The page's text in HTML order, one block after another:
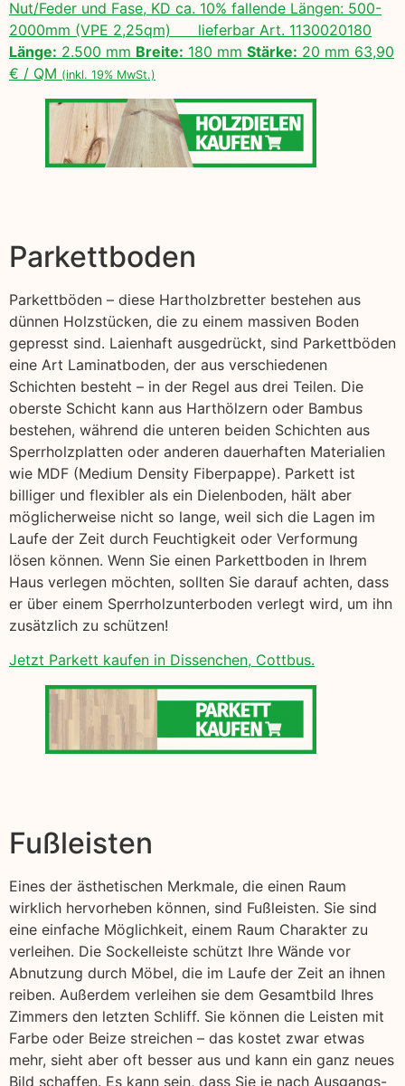
Nut/Feder und Fase, KD ca. 10% fallende Längen: 500-
2000mm (VPE 2,25qm) lieferbar Art. 1130020180
Länge: 2.500 mm Breite: 180 mm Stärke: 20 mm 63,90
€ / QM (inkl. 19% MwSt.)
Parkettboden
Parkettböden – diese Hartholzbretter bestehen aus
dünnen Holzstücken, die zu einem massiven Boden
gepresst sind. Laienhaft ausgedrückt, sind Parkettböden
eine Art Laminatboden, der aus verschiedenen
Schichten besteht – in der Regel aus drei Teilen. Die
oberste Schicht kann aus Harthölzern oder Bambus
bestehen, während die unteren beiden Schichten aus
Sperrholzplatten oder anderen dauerhaften Materialien
wie MDF (Medium Density Fiberpappe). Parkett ist
billiger und flexibler als ein Dielenboden, hält aber
möglicherweise nicht so lange, weil sich die Lagen im
Laufe der Zeit durch Feuchtigkeit oder Verformung
lösen können. Wenn Sie einen Parkettboden in Ihrem
Haus verlegen möchten, sollten Sie darauf achten, dass
er über einem Sperrholzunterboden verlegt wird, um ihn
zusätzlich zu schützen!
Jetzt Parkett kaufen in Dissenchen, Cottbus.
Fußleisten
Eines der ästhetischen Merkmale, die einen Raum
wirklich hervorheben können, sind Fußleisten. Sie sind
eine einfache Möglichkeit, einem Raum Charakter zu
verleihen. Die Sockelleiste schützt Ihre Wände vor
Abnutzung durch Möbel, die im Laufe der Zeit an ihnen
reiben. Außerdem verleihen sie dem Gesamtbild Ihres
Zimmers den letzten Schliff. Sie können die Leisten mit
Farbe oder Beize streichen – das kostet zwar etwas
mehr, sieht aber oft besser aus und kann ein ganz neues
Bild schaffen. Es kann sein, dass Sie je nach Ausgangs-